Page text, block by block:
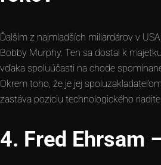
Ďalším z najmladších miliardárov v
Bobby Murphy. Ten sa dostal k majetku
vďaka spoluúčasti na chode
Okrem toho, že je jej
zastáva pozíciu technologického
4. Fred Ehrsam